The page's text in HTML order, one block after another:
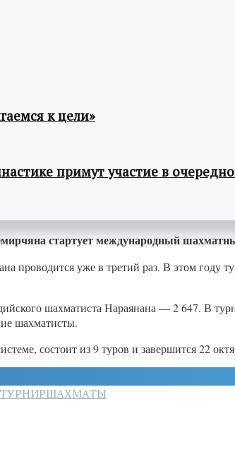
к цели»
примут участие в
стартует международный
проводится уже в третий раз. В этом
шахматиста Нараянана — 2 647. В
шахматисты.
состоит из 9 туров и завершится 22
ТУРНИРШАХМАТЫ